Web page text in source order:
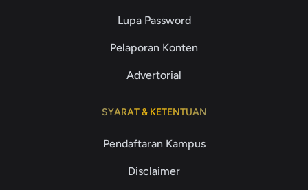
Lupa Password
Pelaporan Konten
Advertorial
SYARAT & KETENTUAN
Pendaftaran Kampus
Disclaimer